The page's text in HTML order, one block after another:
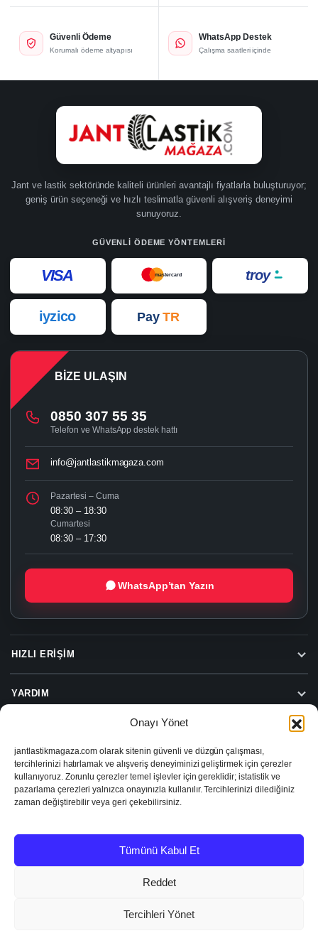
Onayı Yönet
jantlastikmagaza.com olarak sitenin güvenli ve düzgün çalışması,
tercihlerinizi hatırlamak ve alışveriş deneyiminizi geliştirmek için çerezler
kullanıyoruz. Zorunlu çerezler temel işlevler için gereklidir; istatistik ve
pazarlama çerezleri yalnızca onayınızla kullanılır. Tercihlerinizi dilediğiniz
zaman değiştirebilir veya geri çekebilirsiniz.
Tümünü Kabul Et
Reddet
Tercihleri Yönet
Güvenli Ödeme
Korumalı ödeme altyapısı
WhatsApp Destek
Çalışma saatleri içinde
Jant ve lastik sektöründe kaliteli ürünleri avantajlı fiyatlarla buluşturuyor;
geniş ürün seçeneği ve hızlı teslimatla güvenli alışveriş deneyimi
sunuyoruz.
GÜVENLI ÖDEME YÖNTEMLERI
VISA mastercard troy
iyzico Pay TR
HIZLI ERIŞIM
YARDIM
BIZE ULAŞIN
0850 307 55 35
Telefon ve WhatsApp destek hattı
info@jantlastikmagaza.com
Pazartesi – Cuma
08:30 – 18:30
Cumartesi
08:30 – 17:30
WhatsApp’tan Yazın
Beylas Jant Lastik Hizmetleri
Beylas Jant Lastik Sanayi ve Ticaret Limited Şirketi
Turgut Özal Caddesi No:74, 35390 Buca/İzmir
VD: Şirinyer
VN: 1671413282
2026 © Jant Lastik Mağaza